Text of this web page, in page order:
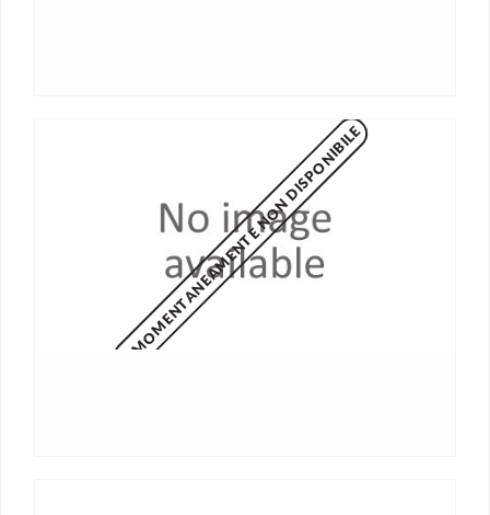
MOMENTANEAMENTE NON DISPONIBILE